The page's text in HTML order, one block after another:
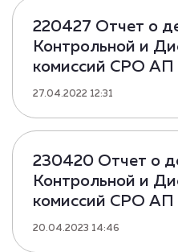
220427 Отчет о
Контрольной и
комиссий СРО
27.04.2022 12:31
230420 Отчет о
Контрольной и
комиссий СРО
20.04.2023 14:46